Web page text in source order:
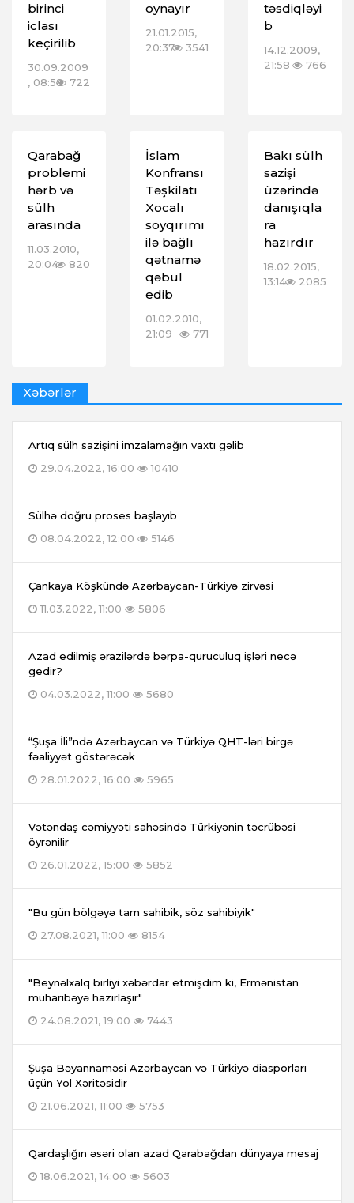
birinci
iclası
keçirilib
30.09.2009
, 08:58 722
oynayır
21.01.2015,
20:37 3541
təsdiqləyi
b
14.12.2009,
21:58
766
Qarabağ
problemi
hərb və
sülh
arasında
11.03.2010,
20:04
820
İslam
Konfransı
Təşkilatı
Xocalı
soyqırımı
ilə bağlı
qətnamə
qəbul
edib
01.02.2010,
21:09
771
Bakı sülh
sazişi
üzərində
danışıqla
ra
hazırdır
18.02.2015,
13:14
2085
Xəbərlər
Artıq sülh sazişini imzalamağın vaxtı gəlib
29.04.2022, 16:00
10410
Sülhə doğru proses başlayıb
08.04.2022, 12:00
5146
Çankaya Köşkündə Azərbaycan-Türkiyə zirvəsi
11.03.2022, 11:00
5806
Azad edilmiş ərazilərdə bərpa-quruculuq işləri necə
gedir?
04.03.2022, 11:00
5680
“Şuşa İli”ndə Azərbaycan və Türkiyə QHT-ləri birgə
fəaliyyət göstərəcək
28.01.2022, 16:00
5965
Vətəndaş cəmiyyəti sahəsində Türkiyənin təcrübəsi
öyrənilir
26.01.2022, 15:00
5852
"Bu gün bölgəyə tam sahibik, söz sahibiyik"
27.08.2021, 11:00
8154
"Beynəlxalq birliyi xəbərdar etmişdim ki, Ermənistan
müharibəyə hazırlaşır"
24.08.2021, 19:00
7443
Şuşa Bəyannaməsi Azərbaycan və Türkiyə diasporları
üçün Yol Xəritəsidir
21.06.2021, 11:00
5753
Qardaşlığın əsəri olan azad Qarabağdan dünyaya mesaj
18.06.2021, 14:00
5603